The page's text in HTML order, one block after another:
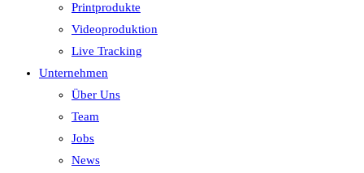
Printprodukte
Videoproduktion
Live Tracking
Unternehmen
Über Uns
Team
Jobs
News